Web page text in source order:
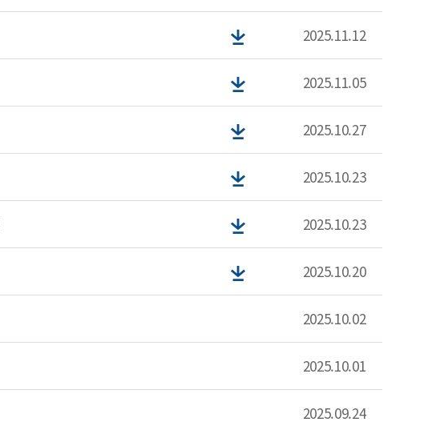
2025.11.12
2025.11.05
2025.10.27
2025.10.23
2025.10.23
2025.10.20
2025.10.02
2025.10.01
2025.09.24